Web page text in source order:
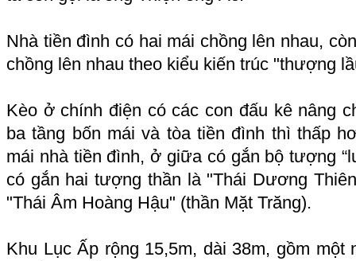
Nhà tiền đình có hai mái chồng lên nhau,
chồng lên nhau theo kiểu kiến trúc "thượng
Kèo ở chính điện có các con đấu kê nâng
ba tầng bốn mái và tòa tiền đình thì thấp
mái nhà tiền đình, ở giữa có gắn bộ tượng
có gắn hai tượng thần là "Thái Dương
"Thái Âm Hoàng Hậu" (thần Mặt Trăng).
Khu Lục Ấp rộng 15,5m, dài 38m, gồm một